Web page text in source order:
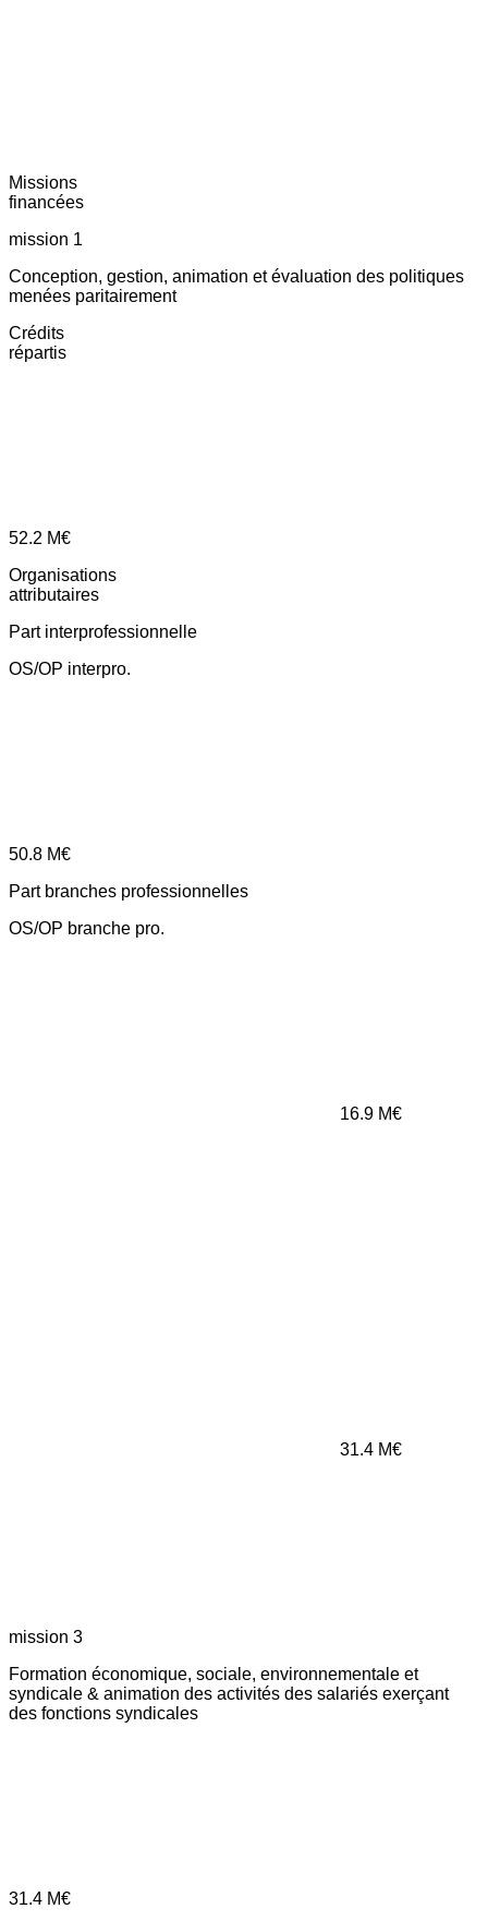
Missions
financées
mission 1
Conception, gestion, animation et évaluation des politiques
menées paritairement
Crédits
répartis
52.2 M€
Organisations
attributaires
Part interprofessionnelle
OS/OP interpro.
50.8 M€
Part branches professionnelles
OS/OP branche pro.
16.9 M€
31.4 M€
mission 3
Formation économique, sociale, environnementale et
syndicale & animation des activités des salariés exerçant
des fonctions syndicales
31.4 M€